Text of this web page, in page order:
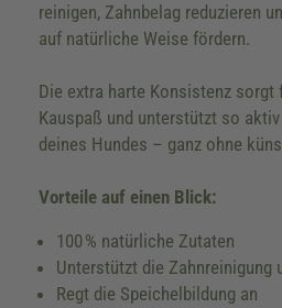
reinigen, Zahnbelag reduzieren
auf natürliche Weise fördern.
Die extra harte Konsistenz sorgt
Kauspaß und unterstützt so
deines Hundes – ganz ohne
Vorteile auf einen Blick:
100 % natürliche Zutaten
Unterstützt die Zahnreinigung
Regt die Speichelbildung an